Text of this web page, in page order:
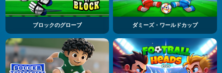
ブロックのグローブ ダミーズ・ワールドカップ